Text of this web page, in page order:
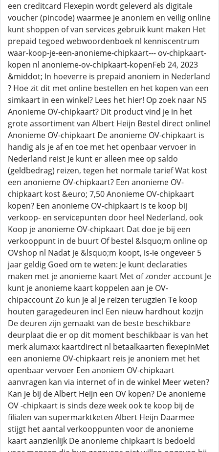
een creditcard Flexepin wordt geleverd als digitale
voucher (pincode) waarmee je anoniem en veilig online
kunt shoppen of van services gebruik kunt maken Het
prepaid tegoed webwoordenboek nl kenniscentrum
waar-koop-je-een-anonieme-chipkaart--- ov-chipkaart-
kopen nl anonieme-ov-chipkaart-kopenFeb 24, 2023
&middot; In hoeverre is prepaid anoniem in Nederland
? Hoe zit dit met online bestellen en het kopen van een
simkaart in een winkel? Lees het hier! Op zoek naar NS
Anonieme OV-chipkaart? Dit product vind je in het
grote assortiment van Albert Heijn Bestel direct online!
Anonieme OV-chipkaart De anonieme OV-chipkaart is
handig als je af en toe met het openbaar vervoer in
Nederland reist Je kunt er alleen mee op saldo
(geldbedrag) reizen, tegen het normale tarief Wat kost
een anonieme OV-chipkaart? Een anonieme OV-
chipkaart kost &euro; 7,50 Anonieme OV-chipkaart
kopen? Een anonieme OV-chipkaart is te koop bij
verkoop- en servicepunten door heel Nederland, ook
Koop je anonieme OV-chipkaart Dat doe je bij een
verkooppunt in de buurt Of bestel &lsquo;m online op
OVshop nl Nadat je &lsquo;m koopt, is-ie ongeveer 5
jaar geldig Goed om te weten: Je kunt declaraties
maken met je anonieme kaart Met of zonder account Je
kunt je anonieme kaart koppelen aan je OV-
chipaccount Zo kun je al je reizen terugzien Te koop
houten garagedeuren incl Een nieuw hardhout kozijn
De deuren zijn gemaakt van de beste beschikbare
deurplaat die er op dit moment beschikbaar is van het
merk alumaxx kaartdirect nl betaalkaarten flexepinMet
een anonieme OV-chipkaart reis je anoniem met het
openbaar vervoer Een anoniem OV-chipkaart
aanvragen kan via internet of in de winkel Meer weten?
Kan je bij de Albert Heijn een OV kopen? De anonieme
OV -chipkaart is sinds deze week ook te koop bij de
filialen van supermarktketen Albert Heijn Daarmee
stijgt het aantal verkooppunten voor de anonieme
kaart aanzienlijk De anonieme chipkaart is bedoeld